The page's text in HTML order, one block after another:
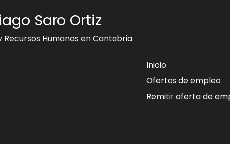
Saro Ortiz
Recursos Humanos en Cantabria
Inicio
Ofertas de empleo
Remitir oferta de